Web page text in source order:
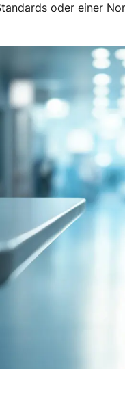
oder einer